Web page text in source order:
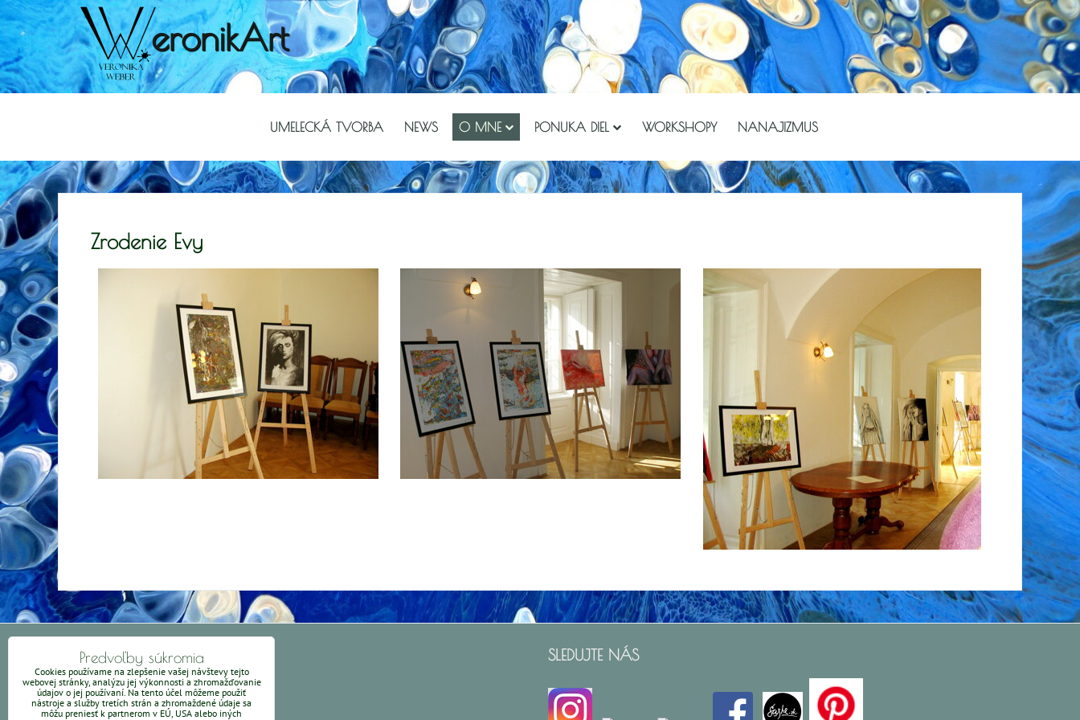
eronikArt
UMELECKÁ TVORBA NEWS O MNE PONUKA DIEL WORKSHOPY NANAJIZMUS
Zrodenie Evy
KONTAKT
vewe@weronikart.sk- kontakt
SLEDUJTE NÁS
Predvoľby súkromia
Cookies používame na zlepšenie vašej návštevy tejto
webovej stránky, analýzu jej výkonnosti a zhromažďovanie
údajov o jej používaní. Na tento účel môžeme použiť
nástroje a služby tretích strán a zhromaždené údaje sa
môžu preniesť k partnerom v EÚ, USA alebo iných